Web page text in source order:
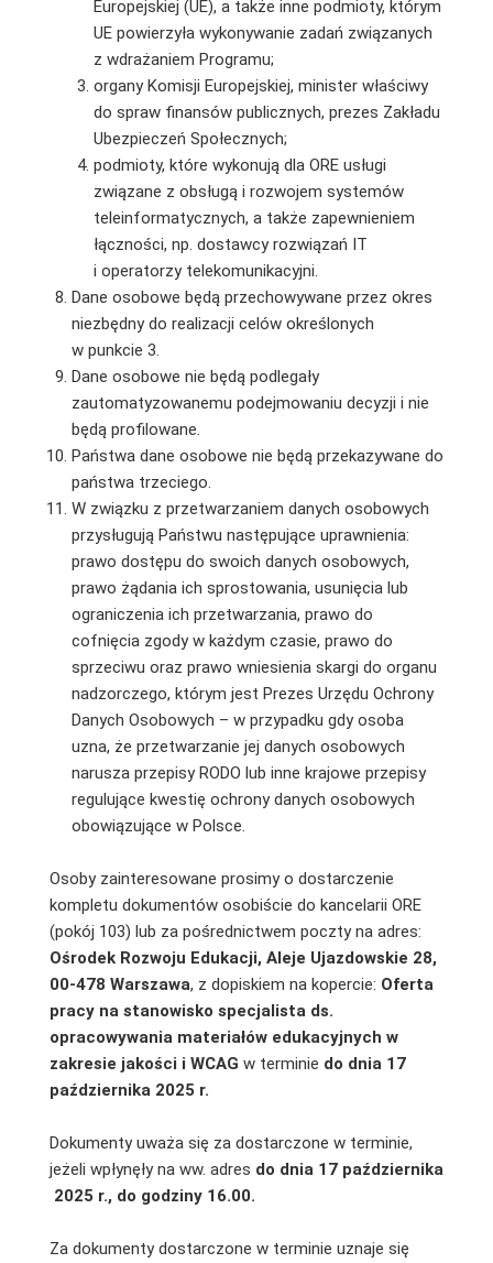
Europejskiej (UE), a także inne podmioty, którym
UE powierzyła wykonywanie zadań związanych
z wdrażaniem Programu;
organy Komisji Europejskiej, minister właściwy
do spraw finansów publicznych, prezes Zakładu
Ubezpieczeń Społecznych;
podmioty, które wykonują dla ORE usługi
związane z obsługą i rozwojem systemów
teleinformatycznych, a także zapewnieniem
łączności, np. dostawcy rozwiązań IT
i operatorzy telekomunikacyjni.
Dane osobowe będą przechowywane przez okres
niezbędny do realizacji celów określonych
w punkcie 3.
Dane osobowe nie będą podlegały
zautomatyzowanemu podejmowaniu decyzji i nie
będą profilowane.
Państwa dane osobowe nie będą przekazywane do
państwa trzeciego.
W związku z przetwarzaniem danych osobowych
przysługują Państwu następujące uprawnienia:
prawo dostępu do swoich danych osobowych,
prawo żądania ich sprostowania, usunięcia lub
ograniczenia ich przetwarzania, prawo do
cofnięcia zgody w każdym czasie, prawo do
sprzeciwu oraz prawo wniesienia skargi do organu
nadzorczego, którym jest Prezes Urzędu Ochrony
Danych Osobowych – w przypadku gdy osoba
uzna, że przetwarzanie jej danych osobowych
narusza przepisy RODO lub inne krajowe przepisy
regulujące kwestię ochrony danych osobowych
obowiązujące w Polsce.
Osoby zainteresowane prosimy o dostarczenie
kompletu dokumentów osobiście do kancelarii ORE
(pokój 103) lub za pośrednictwem poczty na adres:
Ośrodek Rozwoju Edukacji, Aleje Ujazdowskie 28,
00-478 Warszawa, z dopiskiem na kopercie: Oferta
pracy na stanowisko specjalista ds.
opracowywania materiałów edukacyjnych w
zakresie jakości i WCAG w terminie do dnia 17
października 2025 r.
Dokumenty uważa się za dostarczone w terminie,
jeżeli wpłynęły na ww. adres do dnia 17 października
2025 r., do godziny 16.00.
Za dokumenty dostarczone w terminie uznaje się